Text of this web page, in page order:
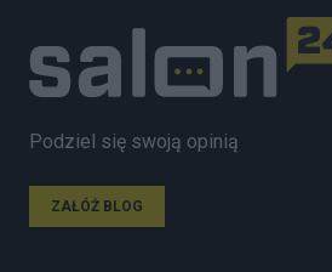
Podziel się swoją opinią
ZAŁÓŻ BLOG